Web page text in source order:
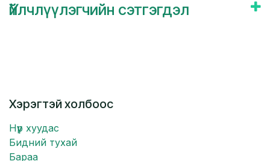
Үйлчлүүлэгчийн сэтгэгдэл
Хэрэгтэй холбоос
Нүүр хуудас
Бидний тухай
Бараа